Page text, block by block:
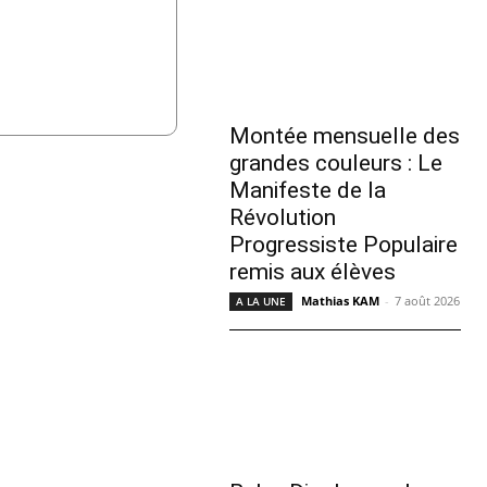
Montée mensuelle des
grandes couleurs : Le
Manifeste de la
Révolution
Progressiste Populaire
remis aux élèves
A LA UNE Mathias KAM - 7 août 2026